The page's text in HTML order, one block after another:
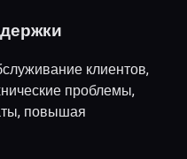
клиентов,
проблемы,
повышая